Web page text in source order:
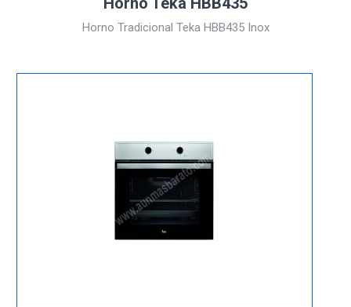
Horno Tradicional Teka HBB435 Inox